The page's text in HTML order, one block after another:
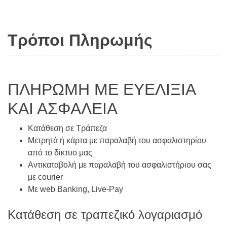
Τρόποι Πληρωμής
ΠΛΗΡΩΜΗ ΜΕ ΕΥΕΛΙΞΙΑ
ΚΑΙ ΑΣΦΑΛΕΙΑ
Κατάθεση σε Τράπεζα
Μετρητά ή κάρτα με παραλαβή του ασφαλιστηρίου
από το δίκτυο μας
Αντικαταβολή με παραλαβή του ασφαλιστήριου σας
με courier
Με web Banking, Live-Pay
Κατάθεση σε τραπεζικό λογαριασμό